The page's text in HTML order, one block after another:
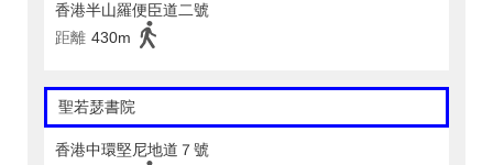
香港半山羅便臣道二號
距離 430m
聖若瑟書院
香港中環堅尼地道７號